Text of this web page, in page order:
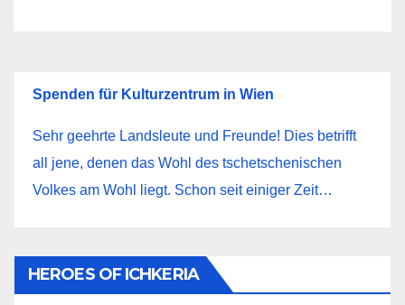
Spenden für Kulturzentrum in Wien
Sehr geehrte Landsleute und Freunde! Dies betrifft
all jene, denen das Wohl des tschetschenischen
Volkes am Wohl liegt. Schon seit einiger Zeit…
HEROES OF ICHKERIA